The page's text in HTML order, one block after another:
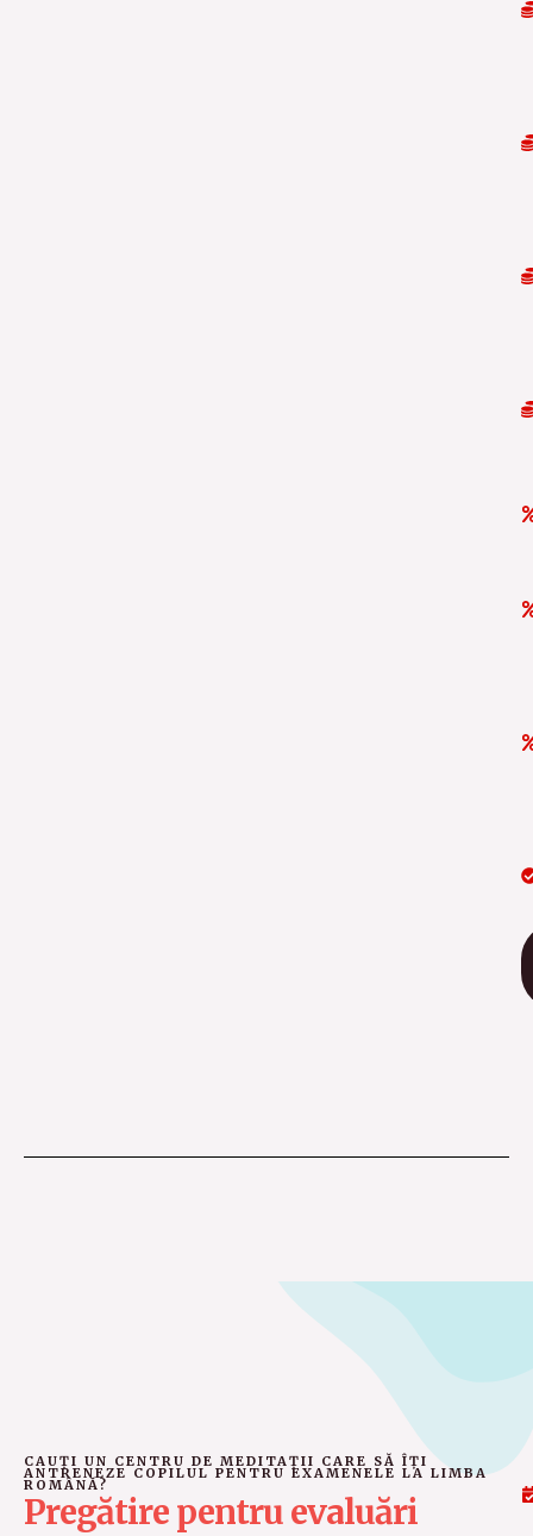
CAUȚI UN CENTRU DE MEDITAȚII CARE SĂ ÎȚI
ANTRENEZE COPILUL PENTRU EXAMENELE LA LIMBA
ROMÂNĂ?
Pregătire pentru evaluări